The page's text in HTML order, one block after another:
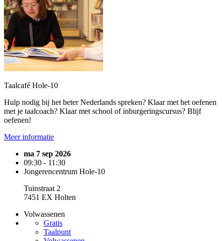
Taalcafé Hole-10
Hulp nodig bij het beter Nederlands spreken? Klaar met het oefenen
met je taalcoach? Klaar met school of inburgeringscursus? Blijf
oefenen!
Meer informatie
ma 7 sep 2026
09:30 - 11:30
Jongerencentrum Hole-10
Tuinstraat 2
7451 EX Holten
Volwassenen
Gratis
Taalpunt